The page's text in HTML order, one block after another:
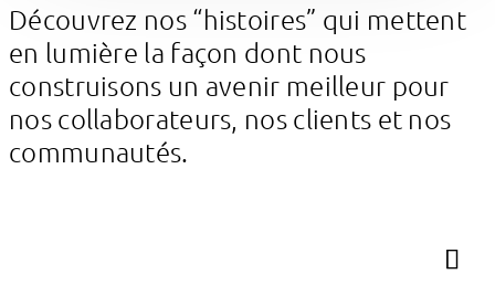
Découvrez nos “histoires” qui mettent
en lumière la façon dont nous
construisons un avenir meilleur pour
nos collaborateurs, nos clients et nos
communautés.